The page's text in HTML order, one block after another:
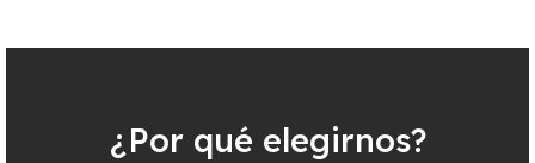
¿Por qué elegirnos?